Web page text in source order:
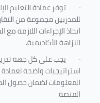
· توفر عمادة التعليم
للمدربين مجموعة من
اتخاذ الإجراءات اللازمة
النزاهة الأكاديمية.
· يجب على كل جهة
استراتيجيات واضحة
المعلومات لضمان حصول
المنصة.